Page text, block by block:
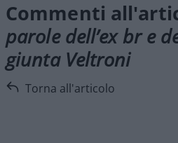
Commenti
parole dell’ex br e
giunta Veltroni
Torna all'articolo